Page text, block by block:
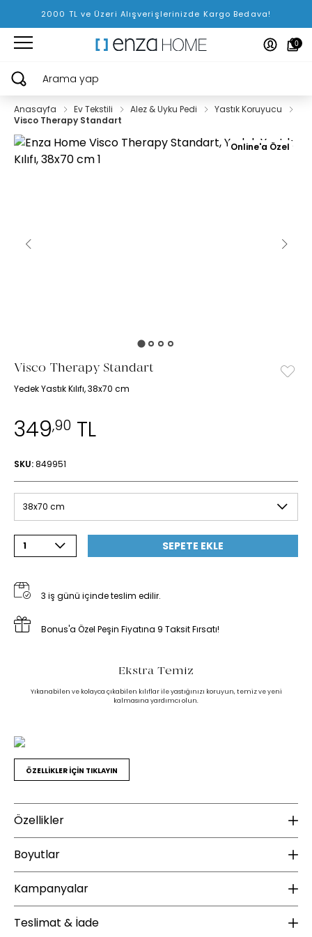
2000 TL ve Üzeri Alışverişlerinizde Kargo Bedava!
0
Arama yap
Anasayfa Ev Tekstili Alez & Uyku Pedi
Yastık Koruyucu
Visco Therapy Standart
Online'a Özel
Visco Therapy Standart
Yedek Yastık Kılıfı, 38x70 cm
349,90 TL
SKU:849951
38x70 cm
1 SEPETE EKLE
3 iş günü içinde teslim edilir.
Bonus'a Özel Peşin Fiyatına 9 Taksit Fırsatı!
Ekstra Temiz
Yıkanabilen ve kolayca çıkabilen kılıflar ile yastığınızı koruyun, temiz ve yeni
kalmasına yardımcı olun.
ÖZELLİKLER İÇİN TIKLAYIN
Özellikler
Yatış pozisyonu :
Yan Yatış
Yıkama Talimatı :
Boyutlar
Yükseklik (mm) :
Kampanyalar
ÜCRETSİZ KARGO
Teslimat & İade